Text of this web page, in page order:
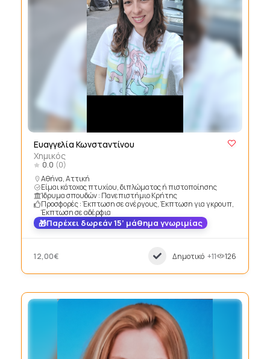
Ευαγγελία Κωνσταντίνου
Χημικός
0.0 (0)
Αθήνα, Αττική
Είμαι κάτοχος πτυχίου, διπλώματος ή πιστοποίησης
Ίδρυμα σπουδών : Πανεπιστήμιο Κρήτης
Προσφορές : Έκπτωση σε ανέργους, Έκπτωση για γκρουπ,
Έκπτωση σε αδέρφια
Παρέχει δωρεάν 15’ μάθημα γνωριμίας
12,00€ Δημοτικό +11 126